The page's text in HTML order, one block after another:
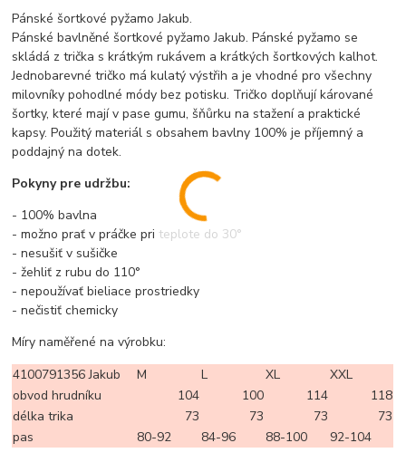
Pánské šortkové pyžamo Jakub.
Pánské bavlněné šortkové pyžamo Jakub. Pánské pyžamo se
skládá z trička s krátkým rukávem a krátkých šortkových kalhot.
Jednobarevné tričko má kulatý výstřih a je vhodné pro všechny
milovníky pohodlné módy bez potisku. Tričko doplňují kárované
šortky, které mají v pase gumu, šňůrku na stažení a praktické
kapsy. Použitý materiál s obsahem bavlny 100% je příjemný a
poddajný na dotek.
Pokyny pre udržbu:
- 100% bavlna
- možno prať v práčke pri teplote do 30°
- nesušiť v sušičke
- žehliť z rubu do 110°
- nepoužívať bieliace prostriedky
- nečistiť chemicky
Míry naměřené na výrobku:
4100791356 Jakub
M L XL
XXL
obvod hrudníku
104 100 114
118
délka trika
73 73 73
73
pas
80-92 84-96 88-100 92-104